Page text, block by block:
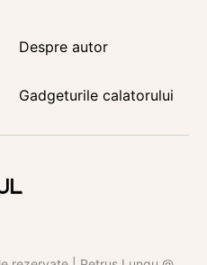
Despre autor
Gadgeturile calatorului